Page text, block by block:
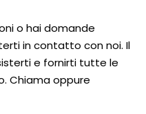
o hai domande
in contatto con noi. Il
e fornirti tutte le
Chiama oppure